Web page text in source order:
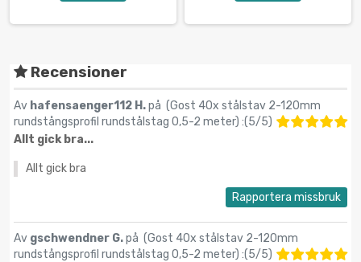
Recensioner
Av hafensaenger112 H.på (Gost 40x stålstav 2-120mm
rundstångsprofil rundstålstag 0,5-2 meter) :(5/5)
Allt gick bra...
Allt gick bra
Rapportera missbruk
Av gschwendner G.på (Gost 40x stålstav 2-120mm
rundstångsprofil rundstålstag 0,5-2 meter) :(5/5)